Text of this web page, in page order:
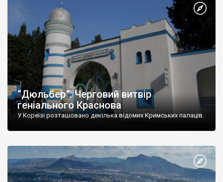
“Дюльбер”. Черговий витвір
геніального Краснова
У Кореїзі розташовано декілька відомих Кримських палаців.